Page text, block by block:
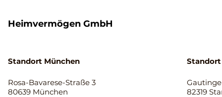
Heimvermögen GmbH
Standort München
Rosa-Bavarese-Straße 3
80639 München
82319